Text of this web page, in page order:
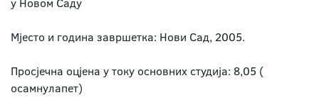
Мјесто и година завршетка: Нови Сад, 2005.
Просјечна оцјена у току основних студија: 8,05 (
осамнулапет)